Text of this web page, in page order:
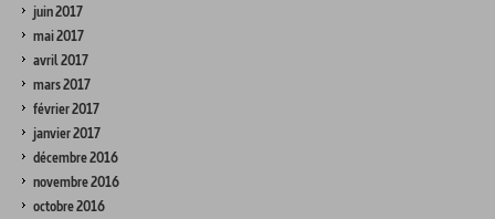
juin 2017
mai 2017
avril 2017
mars 2017
février 2017
janvier 2017
décembre 2016
novembre 2016
octobre 2016